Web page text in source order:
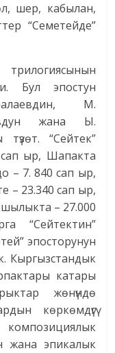
шер, кабылан,
“Семетейде”
Бул эпостун
М.
жана Ы.
“Сейтек”
ыр, Шапакта
– 7. 840 сап ыр,
– 23.340 сап ыр,
– 27.000
“Сейтектин”
эпосторунун
Кыргызстандык
катары
жөнүндө
көркөмдүгү
композициялык
жана эпикалык